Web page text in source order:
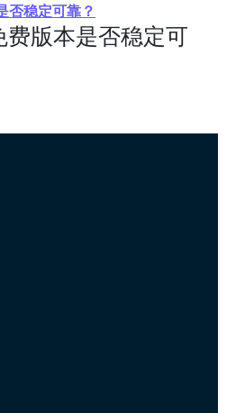
否稳定可靠？
版本是否稳定可